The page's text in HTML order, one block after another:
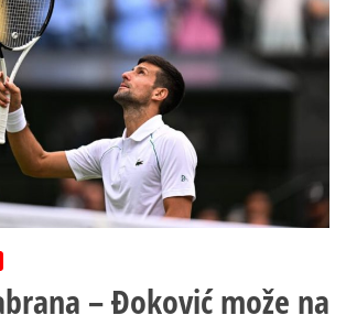
– Đoković može na